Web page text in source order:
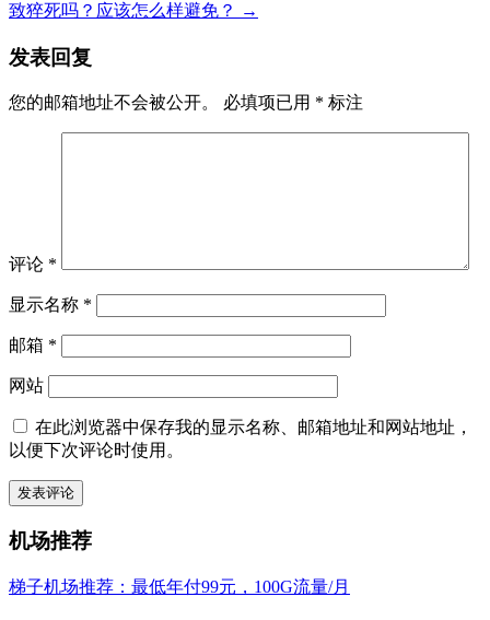
致猝死吗？应该怎么样避免？
→
发表回复
您的邮箱地址不会被公开。 必填项已用 * 标注
评论 *
显示名称 *
邮箱 *
网站
在此浏览器中保存我的显示名称、邮箱地址和网站地址，
以便下次评论时使用。
机场推荐
梯子机场推荐：最低年付99元，100G流量/月